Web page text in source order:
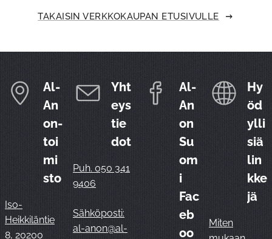
TAKAISIN VERKKOKAUPAN ETUSIVULLE
Al-
An
on-
toi
mi
sto
Iso-
Heikkiläntie
8, 20200
Yht
eys
tie
dot
Puh. 050 341
9406
Sähköposti:
al-anon@al-
Al-
An
on
Su
om
i
Fac
eb
oo
Hy
öd
ylli
siä
lin
kke
jä
Miten